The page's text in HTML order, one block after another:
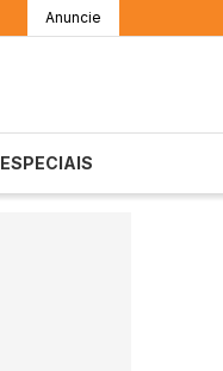
Anuncie
ESPECIAIS